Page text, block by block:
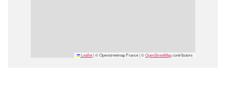
Leaflet|© Openstreetmap France | ©OpenStreetMapcontributors